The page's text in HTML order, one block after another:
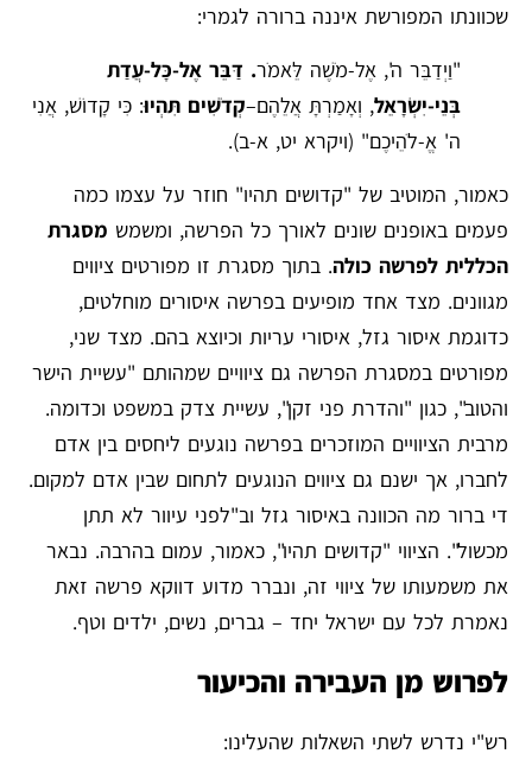
שכוונתו המפורשת איננה ברורה לגמרי:
"וַיְדַבֵּר ה', אֶל-מֹשֶׁה לֵּאמֹר. דַּבֵּר אֶל-כָּל-עֲדַת
בְּנֵי-יִשְׂרָאֵל, וְאָמַרְתָּ אֲלֵהֶם–קְדֹשִׁים תִּהְיוּ: כִּי קָדוֹשׁ, אֲנִי
ה' אֱ-לֹהֵיכֶם" (ויקרא יט, א-ב).
כאמור, המוטיב של "קדושים תהיו" חוזר על עצמו כמה
פעמים באופנים שונים לאורך כל הפרשה, ומשמש מסגרת
הכללית לפרשה כולה. בתוך מסגרת זו מפורטים ציווים
מגוונים. מצד אחד מופיעים בפרשה איסורים מוחלטים,
כדוגמת איסור גזל, איסורי עריות וכיוצא בהם. מצד שני,
מפורטים במסגרת הפרשה גם ציוויים שמהותם "עשיית הישר
והטוב", כגון "והדרת פני זקן", עשיית צדק במשפט וכדומה.
מרבית הציוויים המוזכרים בפרשה נוגעים ליחסים בין אדם
לחברו, אך ישנם גם ציווים הנוגעים לתחום שבין אדם למקום.
די ברור מה הכוונה באיסור גזל וב"לפני עיוור לא תתן
מכשול". הציווי "קדושים תהיו", כאמור, עמום בהרבה. נבאר
את משמעותו של ציווי זה, ונברר מדוע דווקא פרשה זאת
נאמרת לכל עם ישראל יחד – גברים, נשים, ילדים וטף.
לפרוש מן העבירה והכיעור
רש"י נדרש לשתי השאלות שהעלינו: